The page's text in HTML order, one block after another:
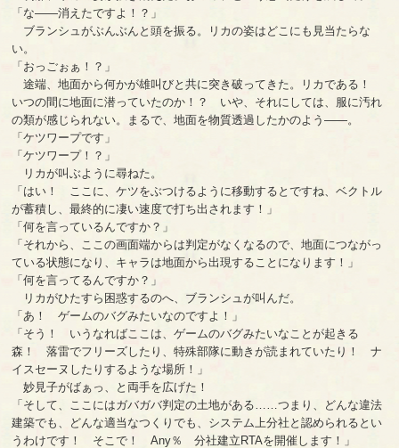
「な――消えたですよ！？」
ブランシュがぶんぶんと頭を振る。リカの姿はどこにも見当たらな
い。
「おっごぉぁ！？」
途端、地面から何かが雄叫びと共に突き破ってきた。リカである！
いつの間に地面に潜っていたのか！？ いや、それにしては、服に汚れ
の類が感じられない。まるで、地面を物質透過したかのよう――。
「ケツワープです」
「ケツワープ！？」
リカが叫ぶように尋ねた。
「はい！ ここに、ケツをぶつけるように移動するとですね、ベクトル
が蓄積し、最終的に凄い速度で打ち出されます！」
「何を言っているんですか？」
「それから、ここの画面端からは判定がなくなるので、地面につながっ
ている状態になり、キャラは地面から出現することになります！」
「何を言ってるんですか？」
リカがひたすら困惑するのへ、ブランシュが叫んだ。
「あ！ ゲームのバグみたいなのですよ！」
「そう！ いうなればここは、ゲームのバグみたいなことが起きる
森！ 落雷でフリーズしたり、特殊部隊に動きが読まれていたり！ ナ
イスセーヌしたりするような場所！」
妙見子がばぁっ、と両手を広げた！
「そして、ここにはガバガバ判定の土地がある……つまり、どんな違法
建築でも、どんな適当なつくりでも、システム上分社と認められるとい
うわけです！ そこで！ Any％ 分社建立RTAを開催します！」